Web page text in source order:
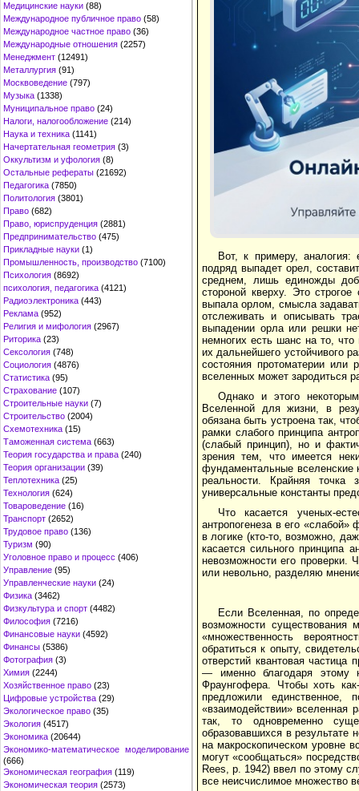
Медицинские науки (88)
Международное публичное право (58)
Международное частное право (36)
Международные отношения (2257)
Менеджмент (12491)
Металлургия (91)
Москвоведение (797)
Музыка (1338)
Муниципальное право (24)
Налоги, налогообложение (214)
Наука и техника (1141)
Начертательная геометрия (3)
Оккультизм и уфология (8)
Остальные рефераты (21692)
Педагогика (7850)
Политология (3801)
Право (682)
Право, юриспруденция (2881)
Предпринимательство (475)
Прикладные науки (1)
Промышленность, производство (7100)
Психология (8692)
психология, педагогика (4121)
Радиоэлектроника (443)
Реклама (952)
Религия и мифология (2967)
Риторика (23)
Сексология (748)
Социология (4876)
Статистика (95)
Страхование (107)
Строительные науки (7)
Строительство (2004)
Схемотехника (15)
Таможенная система (663)
Теория государства и права (240)
Теория организации (39)
Теплотехника (25)
Технология (624)
Товароведение (16)
Транспорт (2652)
Трудовое право (136)
Туризм (90)
Уголовное право и процесс (406)
Управление (95)
Управленческие науки (24)
Физика (3462)
Физкультура и спорт (4482)
Философия (7216)
Финансовые науки (4592)
Финансы (5386)
Фотография (3)
Химия (2244)
Хозяйственное право (23)
Цифровые устройства (29)
Экологическое право (35)
Экология (4517)
Экономика (20644)
Экономико-математическое моделирование
(666)
Экономическая география (119)
Экономическая теория (2573)
Вот, к примеру, аналогия:
подряд выпадет орел,
среднем, лишь единожды
стороной кверху. Это
выпала орлом, смысла
отслеживать и описывать
выпадении орла или решки
немногих есть шанс на то,
их дальнейшего устойчивого
состояния протоматерии или
вселенных может зародиться
Однако и этого
Вселенной для жизни, в
обязана быть устроена так,
рамки слабого принципа
(слабый принцип), но и
зрения тем, что имеется
фундаментальные вселенские
реальности. Крайняя точка
универсальные константы
Что касается ученых-
антропогенеза в его
в логике (кто-то, возможно,
касается сильного принципа
невозможности его
или невольно, разделяю
Если Вселенная, по
возможности существования
«множественность
обратиться к опыту,
отверстий квантовая частица
— именно благодаря этому
Фраунгофера. Чтобы хоть
предложили
«взаимодействии» вселенная
так, то одновременно
образовавшихся в
на макроскопическом уровне
могут «сообщаться»
Rees, р. 1942) ввел по этому
все неисчислимое множество